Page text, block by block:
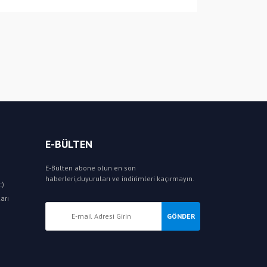
E-BÜLTEN
E-Bülten abone olun en son
haberleri,duyuruları ve indirimleri kaçırmayın.
GÖNDER